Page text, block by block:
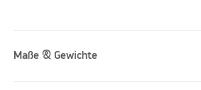
Please accept marketing cookies to
Maße & Gewichte